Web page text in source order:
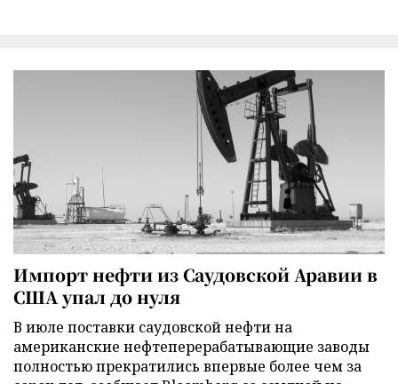
Импорт нефти из Саудовской Аравии в
США упал до нуля
В июле поставки саудовской нефти на
американские нефтеперерабатывающие заводы
полностью прекратились впервые более чем за